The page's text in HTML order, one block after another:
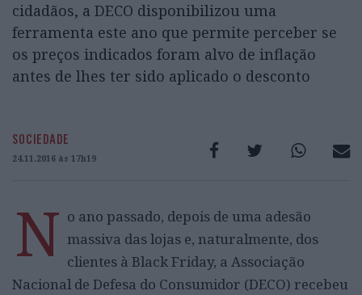
cidadãos, a DECO disponibilizou uma
ferramenta este ano que permite perceber se
os preços indicados foram alvo de inflação
antes de lhes ter sido aplicado o desconto
SOCIEDADE
24.11.2016 às 17h19
N o ano passado, depois de uma adesão
massiva das lojas e, naturalmente, dos
clientes à Black Friday, a Associação
Nacional de Defesa do Consumidor (DECO) recebeu